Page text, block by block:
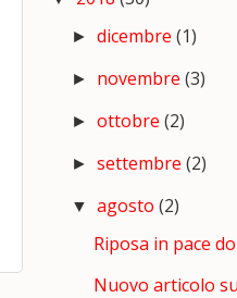
►dicembre(1)
► novembre(3)
►ottobre(2)
►settembre(2)
▼agosto(2)
Riposa in pace
Nuovo articolo